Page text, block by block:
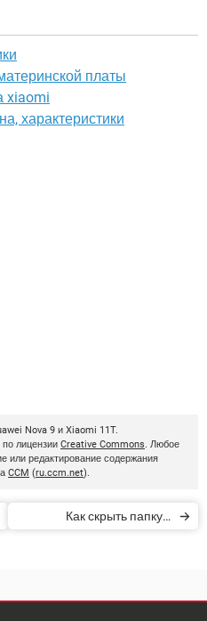
платы
xiaomi
характеристики
Nova 9 и Xiaomi 11T.
лицензии Creative Commons. Любое
или редактирование содержания
CCM (ru.ccm.net).
Как скрыть папку с